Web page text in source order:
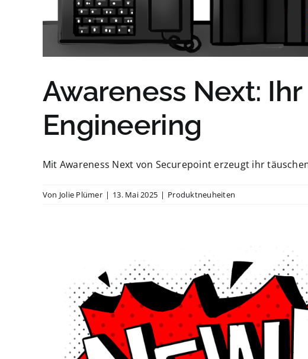
Awareness Next:
Engineering
Mit Awareness Next von Securepoint erzeugt ihr
Von Jolie Plümer | 13. Mai 2025 | Produktneuheiten